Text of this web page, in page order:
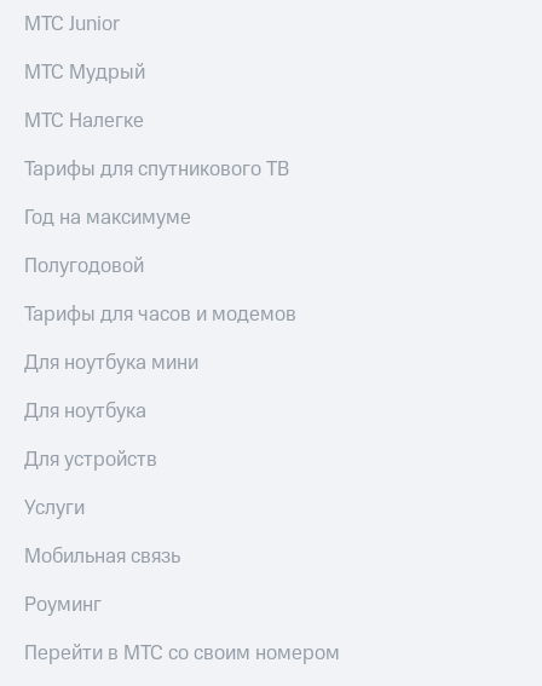
МТС Junior
МТС Мудрый
МТС Налегке
Тарифы для спутникового ТВ
Год на максимуме
Полугодовой
Тарифы для часов и модемов
Для ноутбука мини
Для ноутбука
Для устройств
Услуги
Мобильная связь
Роуминг
Перейти в МТС со своим номером